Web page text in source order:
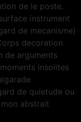
de le poste.
instrument
de mecanisme)
decoration
de arguments
insolites
de quietude ou
abstrait